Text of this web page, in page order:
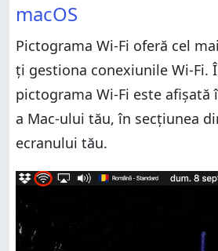
Cât de des folosești pictograma
macOS
Pictograma Wi-Fi oferă cel
ți gestiona conexiunile Wi-Fi.
pictograma Wi-Fi este afișată
a Mac-ului tău, în secțiunea
ecranului tău.